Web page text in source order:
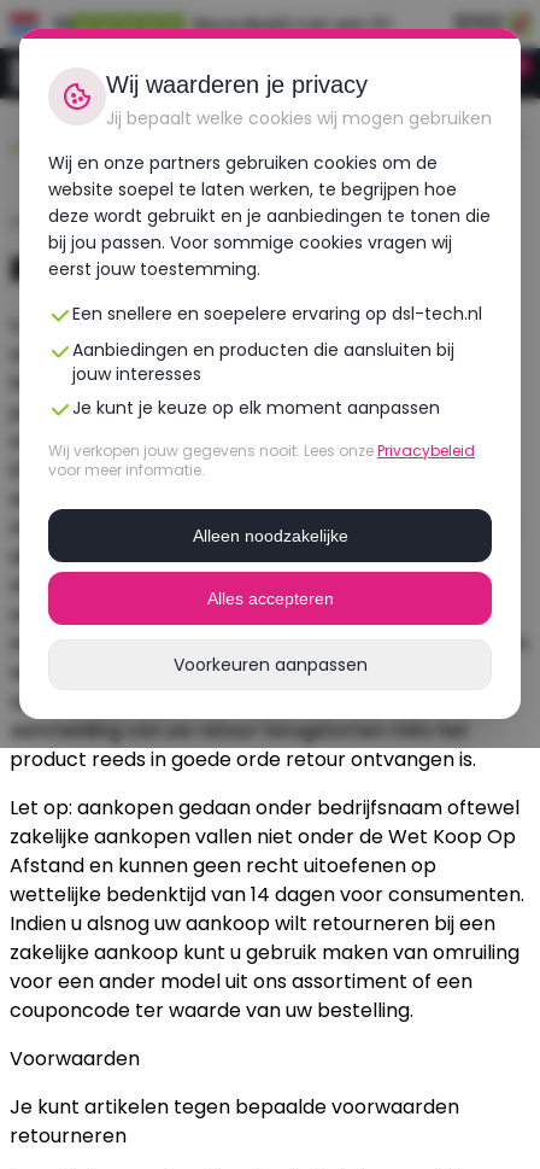
NL Beoordeeld met een 9.1
Duurzaam,
refurbished
morgen in huis!
dan 30 punten!
Home›Retourbeleid
Retourneren
U heeft het recht uw bestelling tot 14 dagen na
ontvangst zonder opgave van reden te annuleren. U
heeft na annulering nogmaals 14 dagen om uw
product retour te sturen. U krijgt dan het volledige
orderbedrag inclusief verzendkosten gecrediteerd.
Enkel de kosten voor retour van u thuis naar de
webwinkel zijn voor eigen rekening. Indien u gebruik
maakt van uw herroepingsrecht, zal het product met
alle geleverde toebehoren en – indien redelijkerwijze
mogelijk – in de originele staat en verpakking aan de
ondernemer geretourneerd worden. Om gebruik te
maken van dit recht kunt u contact met ons opnemen
via het contactformulier. Wij zullen vervolgens het
verschuldigde orderbedrag binnen 14 dagen na
aanmelding van uw retour terugstorten mits het
product reeds in goede orde retour ontvangen is.
Let op: aankopen gedaan onder bedrijfsnaam oftewel
zakelijke aankopen vallen niet onder de Wet Koop Op
Afstand en kunnen geen recht uitoefenen op
wettelijke bedenktijd van 14 dagen voor consumenten.
Indien u alsnog uw aankoop wilt retourneren bij een
zakelijke aankoop kunt u gebruik maken van omruiling
voor een ander model uit ons assortiment of een
couponcode ter waarde van uw bestelling.
Voorwaarden
Je kunt artikelen tegen bepaalde voorwaarden
retourneren
Wij waarderen je privacy
Jij bepaalt welke cookies wij mogen gebruiken
Wij en onze partners gebruiken cookies om de
website soepel te laten werken, te begrijpen hoe
deze wordt gebruikt en je aanbiedingen te tonen die
bij jou passen. Voor sommige cookies vragen wij
eerst jouw toestemming.
Een snellere en soepelere ervaring op dsl-tech.nl
Aanbiedingen en producten die aansluiten bij
jouw interesses
Je kunt je keuze op elk moment aanpassen
Wij verkopen jouw gegevens nooit. Lees onzePrivacybeleid
voor meer informatie.
Alleen noodzakelijke
Alles accepteren
Voorkeuren aanpassen